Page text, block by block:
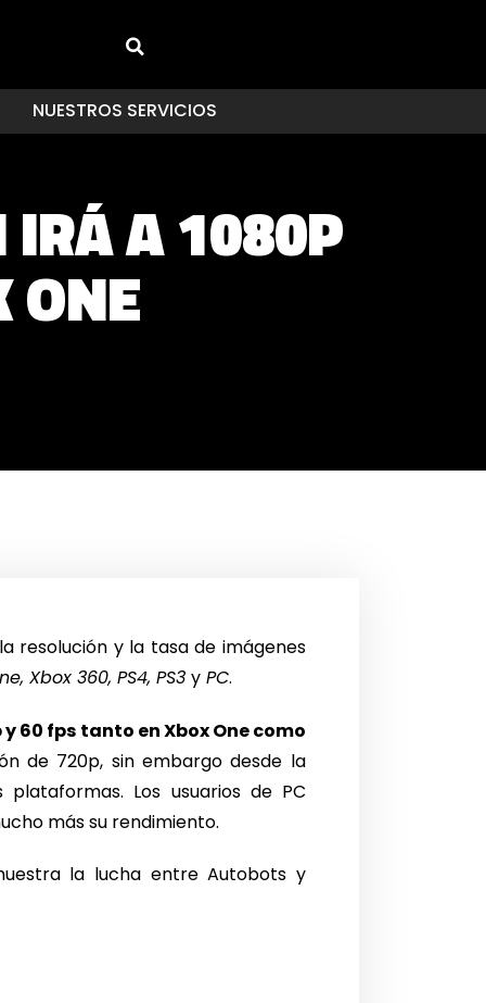
NUESTROS SERVICIOS
IRÁ A 1080P
ONE
resolución y la tasa de imágenes
Xbox 360, PS4, PS3y PC.
60 fps tanto en Xbox One como
de 720p, sin embargo desde la
Los usuarios de PC
más su rendimiento.
la lucha entre Autobots y